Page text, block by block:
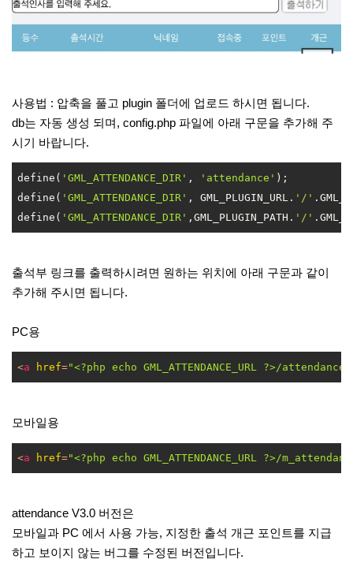
사용법 : 압축을 풀고 plugin 폴더에 업로드 하시면 됩니다.
db는 자동 생성 되며, config.php 파일에 아래 구문을 추가해 주
시기 바랍니다.
define( 'GML_ATTENDANCE_DIR' , 'attendance' );
define( 'GML_ATTENDANCE_DIR' , GML_PLUGIN_URL. '/'
define( 'GML_ATTENDANCE_DIR' ,GML_PLUGIN_PATH. '/'
출석부 링크를 출력하시려면 원하는 위치에 아래 구문과 같이
추가해 주시면 됩니다.
PC용
<a href="<?php echo GML_ATTENDANCE_URL ?>/
모바일용
<a href="<?php echo GML_ATTENDANCE_URL ?>/
attendance V3.0 버전은
모바일과 PC 에서 사용 가능, 지정한 출석 개근 포인트를 지급
하고 보이지 않는 버그를 수정된 버전입니다.